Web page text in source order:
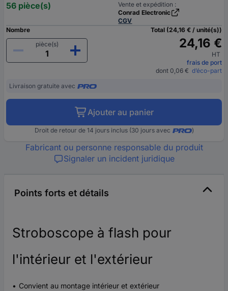
56 pièce(s)
Vente et expédition :
Conrad Electronic
CGV
Nombre
pièce(s)
Total (24,16 € / unité(s))
24,16 €
HT
frais de port
dont 0,06 € d’éco-part
Livraison gratuite avec
Ajouter au panier
Droit de retour de 14 jours inclus (30 jours avec )
Fabricant ou personne responsable du produit
Signaler un incident juridique
Points forts et détails
Stroboscope à flash pour
l'intérieur et l'extérieur
Convient au montage intérieur et extérieur